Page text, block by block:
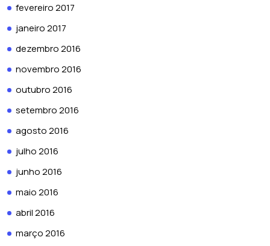
fevereiro 2017
janeiro 2017
dezembro 2016
novembro 2016
outubro 2016
setembro 2016
agosto 2016
julho 2016
junho 2016
maio 2016
abril 2016
março 2016